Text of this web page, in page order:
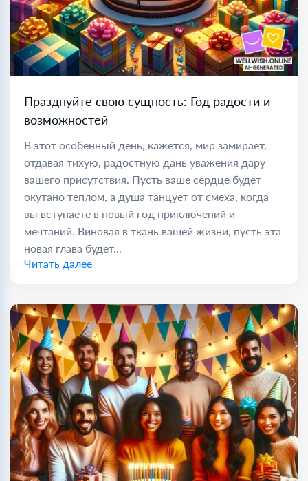
Празднуйте свою сущность: Год радости и
возможностей
В этот особенный день, кажется, мир замирает,
отдавая тихую, радостную дань уважения дару
вашего присутствия. Пусть ваше сердце будет
окутано теплом, а душа танцует от смеха, когда
вы вступаете в новый год приключений и
мечтаний. Виновая в ткань вашей жизни, пусть эта
новая глава будет...
Читать далее